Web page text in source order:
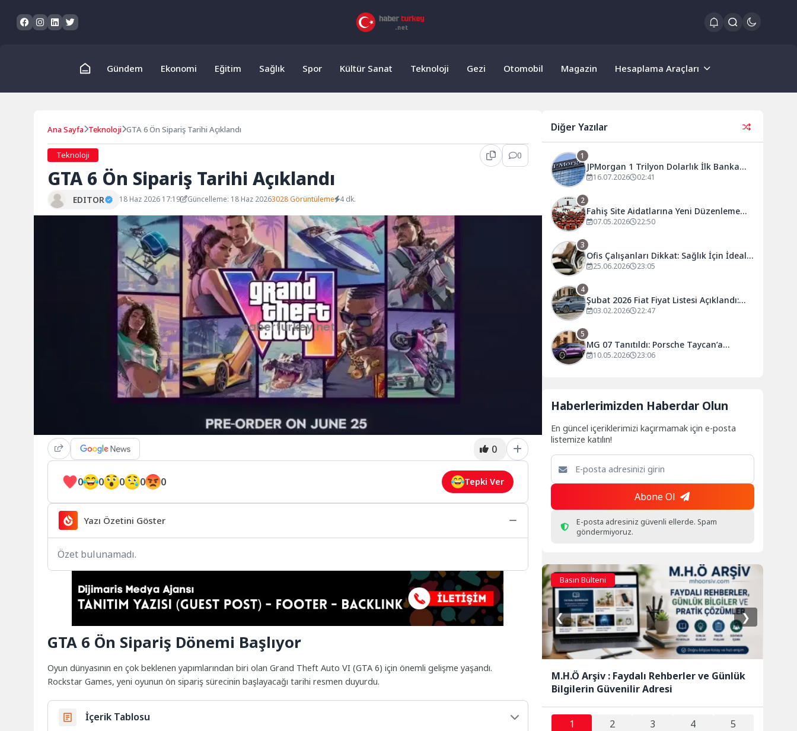
content
Gündem Ekonomi Eğitim Sağlık Spor Kültür Sanat Teknoloji Gezi Otomobil Magazin Hesaplama Araçları
Ana Sayfa Teknoloji GTA 6 Ön Sipariş Tarihi Açıklandı
Teknoloji 0
GTA 6 Ön Sipariş Tarihi Açıklandı
EDITOR 18 Haz 2026 17:19 Güncelleme: 18 Haz 20263028 Görüntüleme 4 dk.
0
0 0 0 0 0 Tepki Ver
Yazı Özetini Göster
Özet bulunamadı.
GTA 6 Ön Sipariş Dönemi Başlıyor
Oyun dünyasının en çok beklenen yapımlarından biri olan Grand Theft Auto VI (GTA 6) için önemli gelişme yaşandı.
Rockstar Games, yeni oyunun ön sipariş sürecinin başlayacağı tarihi resmen duyurdu.
İçerik Tablosu
Diğer Yazılar
1
JPMorgan 1 Trilyon Dolarlık İlk Banka
Olmaya Yaklaşıyor: Rekor Kâr Hisseleri
16.07.2026 02:41
2
Fahiş Site Aidatlarına Yeni Düzenleme
Resmen Yasalaştı: Keyfi Zam Dönemi
07.05.2026 22:50
3
Ofis Çalışanları Dikkat: Sağlık İçin İdeal
Oturma Süresi Açıklandı
25.06.2026 23:05
4
Şubat 2026 Fiat Fiyat Listesi Açıklandı:
Egea’ya Bir Zam Daha Geldi!
03.02.2026 22:47
5
MG 07 Tanıtıldı: Porsche Taycan’a
Benzeyen Elektrikli Coupe Dikkat Çekti
10.05.2026 23:06
Haberlerimizden Haberdar Olun
En güncel içeriklerimizi kaçırmamak için e-posta
listemize katılın!
Abone Ol
E-posta adresiniz güvenli ellerde. Spam
göndermiyoruz.
Basın Bülteni
M.H.Ö Arşiv : Faydalı Rehberler ve Günlük
Bilgilerin Güvenilir Adresi
❮ ❯
1 2 3 4 5